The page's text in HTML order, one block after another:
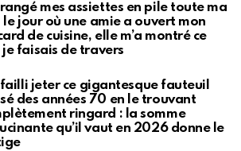
rangé mes assiettes en pile toute ma
le jour où une amie a ouvert mon
de cuisine, elle m’a montré ce
je faisais de travers
failli jeter ce gigantesque fauteuil
des années 70 en le trouvant
ringard : la somme
qu’il vaut en 2026 donne le